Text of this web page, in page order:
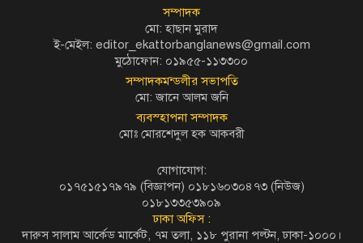
সম্পাদক
মো: হাছান মুরাদ
ই-মেইল: editor_ekattorbanglanews@gmail.com
মুঠোফোন: ০১৯৫৫-১১৩৩০০
সম্পাদকমন্ডলীর সভাপতি
মো: জানে আলম জনি
ব্যবস্হাপনা সম্পাদক
মোঃ মোরশেদুল হক আকবরী
যোগাযোগ:
০১৭৫১৫১৭৯৭৯ (বিজ্ঞাপন) ০১৮১৬০৩০৪৭৩ (নিউজ)
০১৮১৩৩৫৩৯০৯
ঢাকা অফিস :
দারুস সালাম আর্কেড মার্কেট, ৭ম তলা, ১১৮ পুরানা পল্টন, ঢাকা-১০০০।